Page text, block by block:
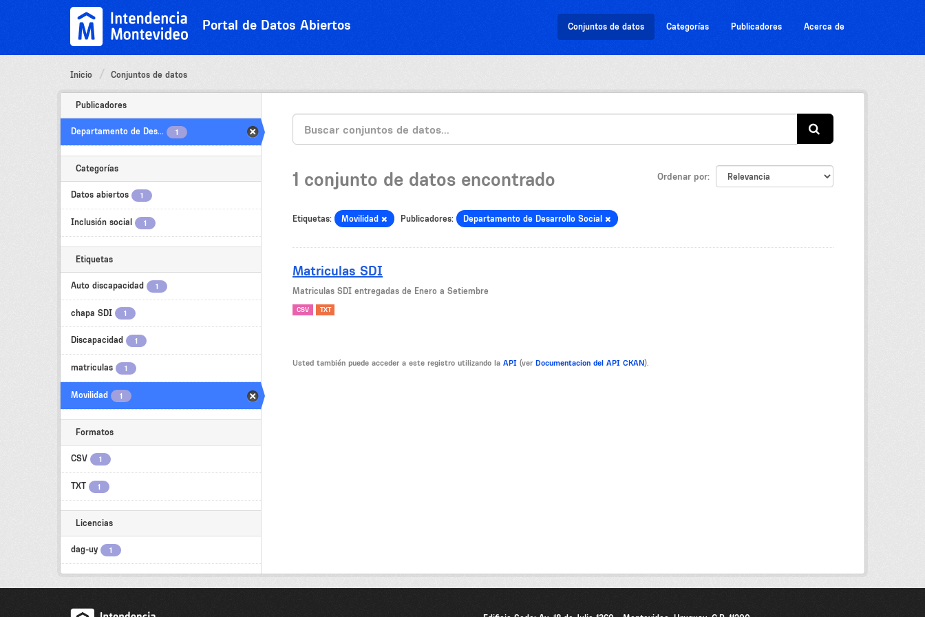
Portal de Datos Abiertos Conjuntos de datos Categorías Publicadores Acerca de
Inicio Conjuntos de datos
Publicadores
Departamento de Des... 1
Categorías
Datos abiertos 1
Inclusión social 1
Etiquetas
Auto discapacidad 1
chapa SDI 1
Discapacidad 1
matriculas 1
Movilidad 1
Formatos
CSV 1
TXT 1
Licencias
dag-uy 1
Ordenar por
1 conjunto de datos encontrado
Etiquetas: Movilidad Publicadores: Departamento de Desarrollo Social
Matriculas SDI
Matriculas SDI entregadas de Enero a Setiembre
CSV TXT
Usted también puede acceder a este registro utilizando la API (ver Documentacion del API CKAN).